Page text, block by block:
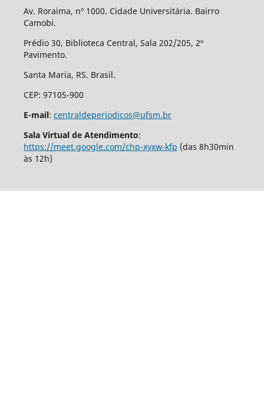
Av. Roraima, nº 1000. Cidade Universitária. Bairro
Camobi.
Prédio 30, Biblioteca Central, Sala 202/205, 2º
Pavimento.
Santa Maria, RS. Brasil.
CEP: 97105-900
E-mail: centraldeperiodicos@ufsm.br
Sala Virtual de Atendimento:
https://meet.google.com/chp-xyxw-kfp (das 8h30min
às 12h)